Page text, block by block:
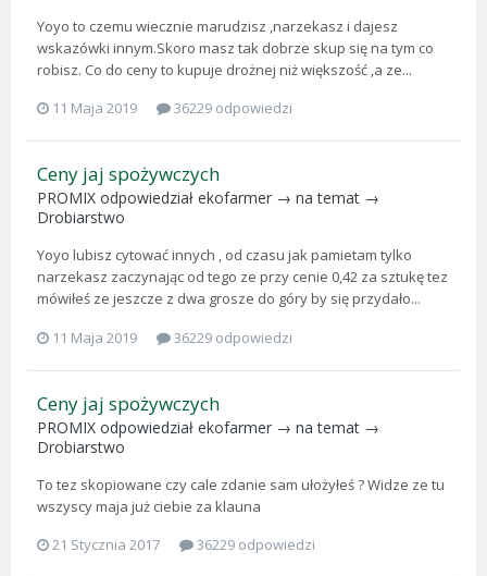
Yoyo to czemu wiecznie marudzisz ,narzekasz i dajesz
wskazówki innym.Skoro masz tak dobrze skup się na tym co
robisz. Co do ceny to kupuje drożnej niż większość ,a ze...
11 Maja 2019
36229 odpowiedzi
Ceny jaj spożywczych
PROMIX odpowiedział ekofarmer → na temat →
Drobiarstwo
Yoyo lubisz cytować innych , od czasu jak pamietam tylko
narzekasz zaczynając od tego ze przy cenie 0,42 za sztukę tez
mówiłeś ze jeszcze z dwa grosze do góry by się przydało...
11 Maja 2019
36229 odpowiedzi
Ceny jaj spożywczych
PROMIX odpowiedział ekofarmer → na temat →
Drobiarstwo
To tez skopiowane czy cale zdanie sam ułożyłeś ? Widze ze tu
wszyscy maja już ciebie za klauna
21 Stycznia 2017
36229 odpowiedzi